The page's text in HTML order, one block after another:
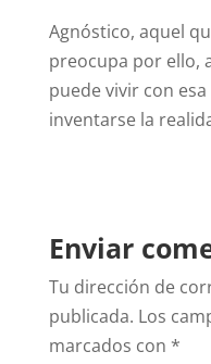
Agnóstico, aquel
preocupa por ello,
puede vivir con
inventarse la
Enviar
Tu dirección de
publicada. Los
marcados con *